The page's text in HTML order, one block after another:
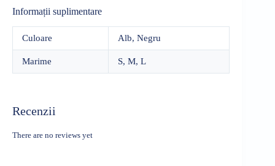
Informații suplimentare
Culoare Alb, Negru
Marime S, M, L
Recenzii
There are no reviews yet